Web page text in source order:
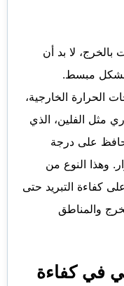
لا بد أن
بشكل مبسط.
الحرارة الخارجية،
مثل الفلين، الذي
على درجة
وهذا النوع من
كفاءة التبريد حتى
والمناطق
في كفاءة